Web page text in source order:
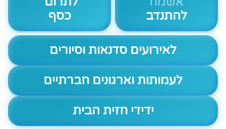
להתנדב
כסף
לאירועים סדנאות וסיורים
לעמותות וארגונים חברתיים
ידידי חזית הבית